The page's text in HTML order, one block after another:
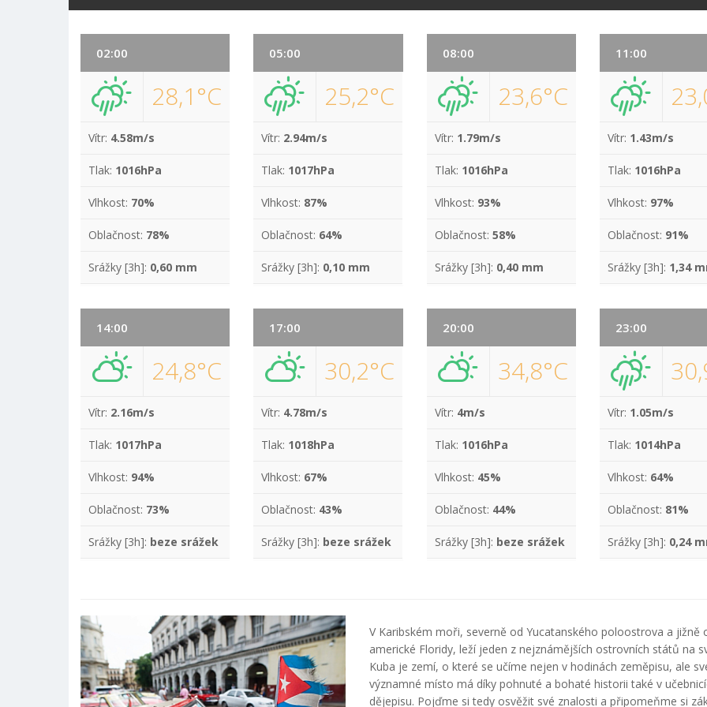
02:00
28,1°C
Vítr: 4.58m/s
Tlak: 1016hPa
Vlhkost: 70%
Oblačnost: 78%
Srážky [3h]: 0,60 mm
05:00
25,2°C
Vítr: 2.94m/s
Tlak: 1017hPa
Vlhkost: 87%
Oblačnost: 64%
Srážky [3h]: 0,10 mm
08:00
23,6°C
Vítr: 1.79m/s
Tlak: 1016hPa
Vlhkost: 93%
Oblačnost: 58%
Srážky [3h]: 0,40 mm
11:00
Vítr: 1.43m/s
Tlak: 1016hPa
Vlhkost: 97%
Oblačnost: 91%
Srážky [3h]: 1,34
14:00
24,8°C
Vítr: 2.16m/s
Tlak: 1017hPa
Vlhkost: 94%
Oblačnost: 73%
Srážky [3h]: beze srážek
17:00
30,2°C
Vítr: 4.78m/s
Tlak: 1018hPa
Vlhkost: 67%
Oblačnost: 43%
Srážky [3h]: beze srážek
20:00
34,8°C
Vítr: 4m/s
Tlak: 1016hPa
Vlhkost: 45%
Oblačnost: 44%
Srážky [3h]: beze srážek
23:00
Vítr: 1.05m/s
Tlak: 1014hPa
Vlhkost: 64%
Oblačnost: 81%
Srážky [3h]: 0,24
V Karibském moři, severně od Yucatanského poloostrova a jižně
americké Floridy, leží jeden z nejznámějších ostrovních států na
Kuba je zemí, o které se učíme nejen v hodinách zeměpisu, ale
významné místo má díky pohnuté a bohaté historii také v
dějepisu. Pojďme si tedy osvěžit své znalosti a připomeňme si